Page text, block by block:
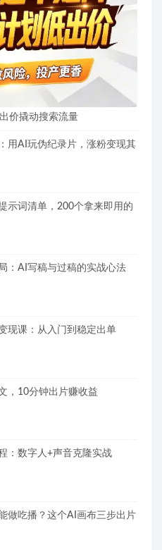
价撬动搜索流量
用AI玩伪纪录片，涨粉变现其
示词清单，200个拿来即用的
：AI写稿与过稿的实战心法
现课：从入门到稳定出单
，10分钟出片赚收益
：数字人+声音克隆实战
做吃播？这个AI画布三步出片